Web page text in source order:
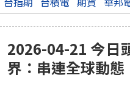
2026-04-21 今日
界：串連全球動態